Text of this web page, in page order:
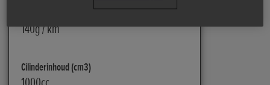
140g / km
Cilinderinhoud (cm3)